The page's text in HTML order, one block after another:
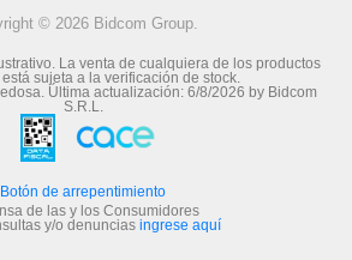
© 2026 Bidcom Group.
La venta de cualquiera de los productos
sujeta a la verificación de stock.
Última actualización: 6/8/2026 by Bidcom
S.R.L.
Botón de arrepentimiento
de las y los Consumidores
y/o denuncias ingrese aquí